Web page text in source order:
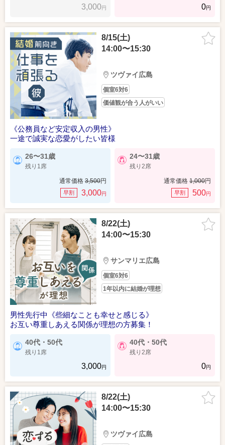
3,000円 0円
8/15(土)
14:00〜15:30
ツヴァイ広島
個室6対6
価値観が合う人がいい
《公務員など安定収入の男性》
一途で誠実な恋愛がしたい皆様
26〜31歳
残り1席
通常価格 3,500円
早割 3,000円
24〜31歳
残り2席
通常価格 1,000円
早割 500円
8/22(土)
14:00〜15:30
サンマリエ広島
個室6対6
1年以内に結婚が理想
男性先行中《些細なことも幸せと感じる》
お互い尊重しあえる関係が理想の方募集！
40代・50代
残り1席
3,000円
40代・50代
残り2席
0円
8/22(土)
14:00〜15:30
ツヴァイ広島